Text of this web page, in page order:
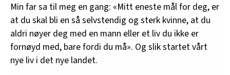
Min far sa til meg en gang: «Mitt eneste mål for deg, er
at du skal bli en så selvstendig og sterk kvinne, at du
aldri nøyer deg med en mann eller et liv du ikke er
fornøyd med, bare fordi du må». Og slik startet vårt
nye liv i det nye landet.